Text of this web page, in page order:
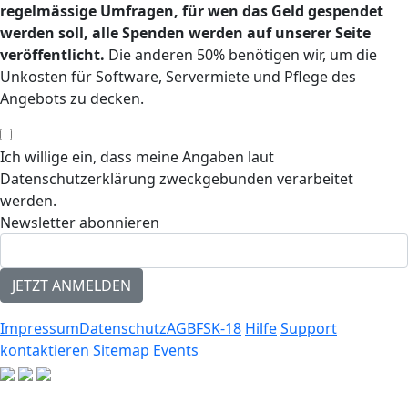
regelmässige Umfragen, für wen das Geld gespendet
werden soll, alle Spenden werden auf unserer Seite
veröffentlicht. Die anderen 50% benötigen wir, um die
Unkosten für Software, Servermiete und Pflege des
Angebots zu decken.
Ich willige ein, dass meine Angaben laut
Datenschutzerklärung zweckgebunden verarbeitet
werden.
Newsletter abonnieren
ImpressumDatenschutzAGBFSK-18 HilfeSupport
kontaktieren Sitemap Events